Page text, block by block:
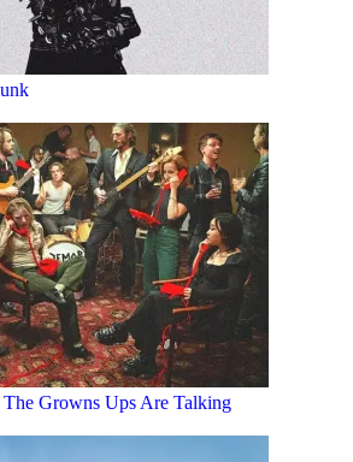
Growns Ups Are Talking